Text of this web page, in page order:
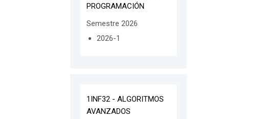
PROGRAMACIÓN
Semestre 2026
2026-1
1INF32 - ALGORITMOS
AVANZADOS